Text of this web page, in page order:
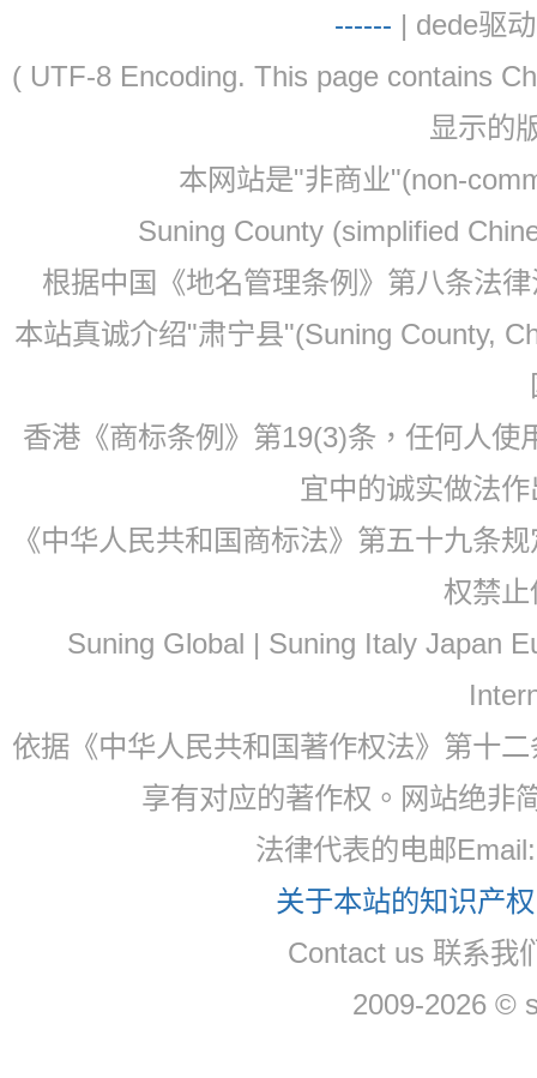
------ | dede驱
( UTF-8 Encoding. This page contains
显示的
本网站是"非商业"(non-
Suning County (simplified
根据中国《地名管理条例》第八条法
本站真诚介绍"肃宁县"(Suning County,
香港《商标条例》第19(3)条，任何人
宜中的诚实做法
《中华人民共和国商标法》第五十九条
权禁
Suning Global | Suning Italy Japan
依据《中华人民共和国著作权法》第十
享有对应的著作权。网站绝非
法律代表的电邮
关于本站的知识产
Contact us 联系我
2009-2026 ©